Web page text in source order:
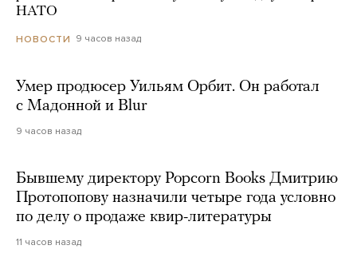
НАТО
НОВОСТИ 9 часов назад
Умер продюсер Уильям Орбит. Он работал
с Мадонной и Blur
9 часов назад
Бывшему директору Popcorn Books Дмитрию
Протопопову назначили четыре года условно
по делу о продаже квир-литературы
11 часов назад